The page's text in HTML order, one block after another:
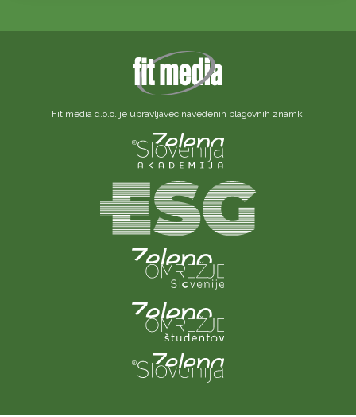
Fit media d.o.o. je upravljavec navedenih blagovnih znamk.